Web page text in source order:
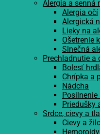
Alergia a senná
Alergia očí
Alergická
Lieky na
Ošetrenie
Slnečná
Prechladnutie a
Bolesť
Chrípka a
Nádcha
Priedušky
Srdce, cievy a
Cievy a
Hemoroidy